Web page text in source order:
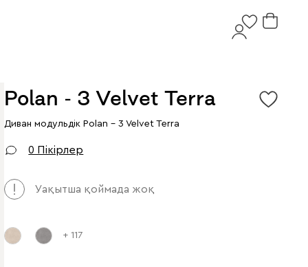
Polan - 3 Velvet Terra
Диван модульдік Polan - 3 Velvet Terra
0 Пікірлер
Уақытша қоймада жоқ
+ 117